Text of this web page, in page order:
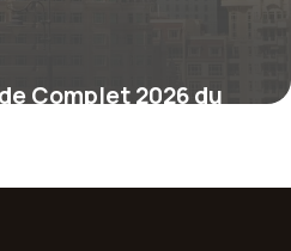
Complet 2026 du